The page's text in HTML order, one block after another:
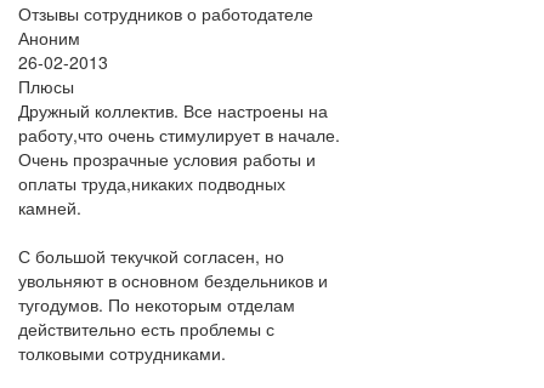
Отзывы сотрудников о работодателе
Аноним
26-02-2013
Плюсы
Дружный коллектив. Все настроены на
работу,что очень стимулирует в начале.
Очень прозрачные условия работы и
оплаты труда,никаких подводных
камней.
С большой текучкой согласен, но
увольняют в основном бездельников и
тугодумов. По некоторым отделам
действительно есть проблемы с
толковыми сотрудниками.